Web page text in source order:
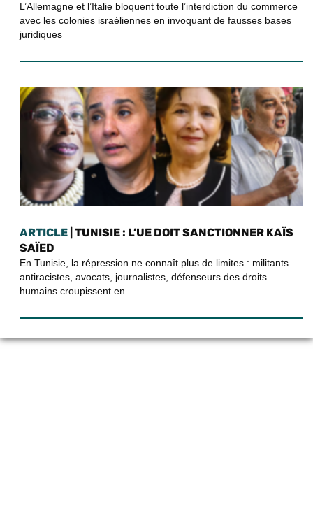
L’Allemagne et l’Italie bloquent toute l’interdiction du commerce
avec les colonies israéliennes en invoquant de fausses bases
juridiques
ARTICLE | TUNISIE : L’UE DOIT SANCTIONNER KAÏS
SAÏED
En Tunisie, la répression ne connaît plus de limites : militants
antiracistes, avocats, journalistes, défenseurs des droits
humains croupissent en...